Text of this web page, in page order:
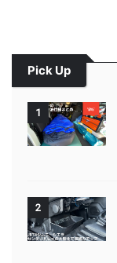
Pick Up
1
2